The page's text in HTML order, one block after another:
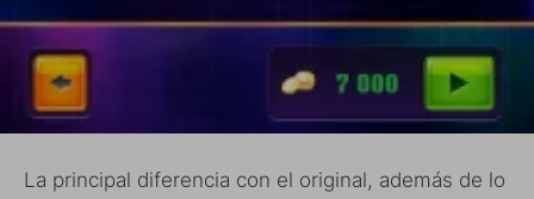
La principal diferencia con el original, además de lo